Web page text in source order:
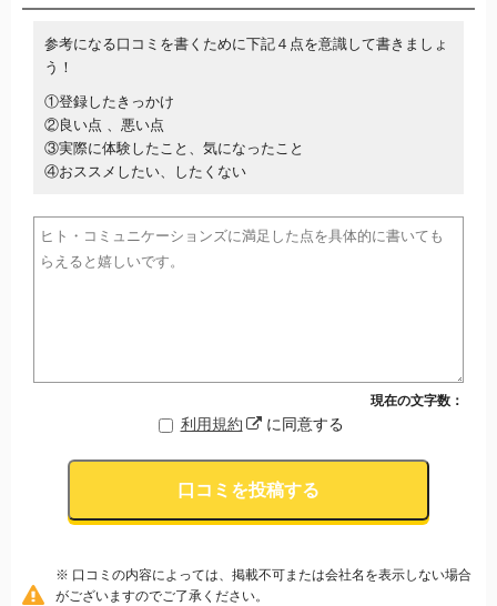
参考になる口コミを書くために下記４点を意識して書きましょ
う！
①登録したきっかけ
②良い点 、悪い点
③実際に体験したこと、気になったこと
④おススメしたい、したくない
現在の文字数：
利用規約 に同意する
口コミを投稿する
※ 口コミの内容によっては、掲載不可または会社名を表示しない場合
がございますのでご了承ください。